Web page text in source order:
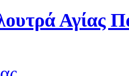
Αγίας